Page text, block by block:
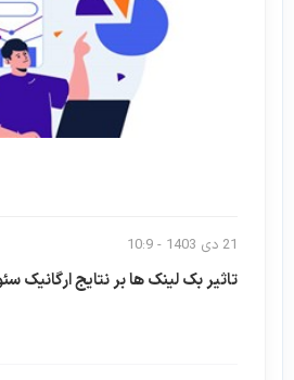
21 دی 1403 - 10:9
تاثیر بک لینک ها بر نتایج ارگانیک